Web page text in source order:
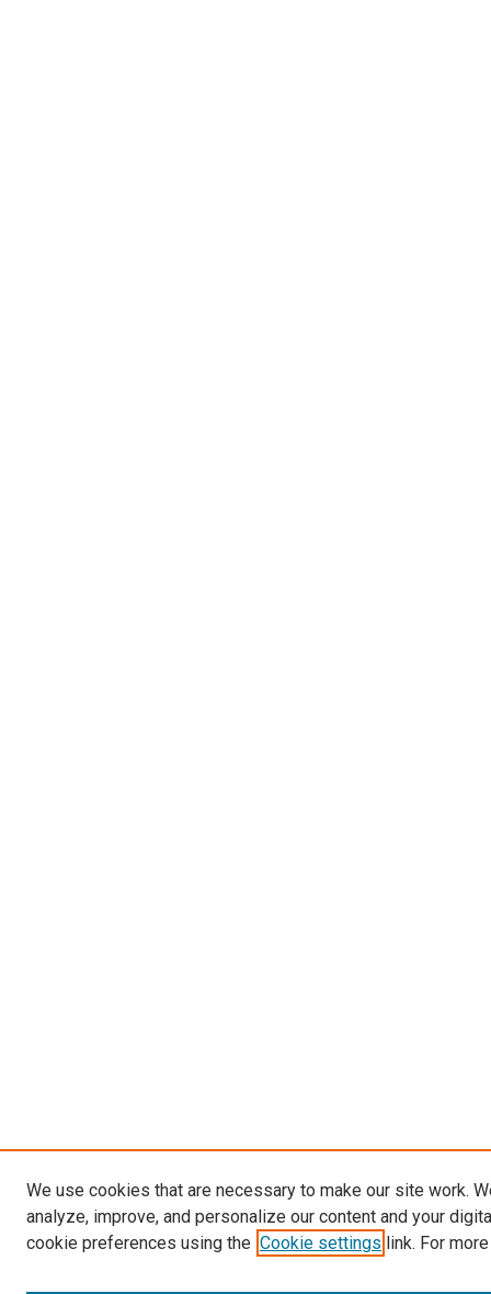
We use cookies that are necessary to make our site work.
analyze, improve, and personalize our content and your
cookie preferences using the Cookie settings link. For